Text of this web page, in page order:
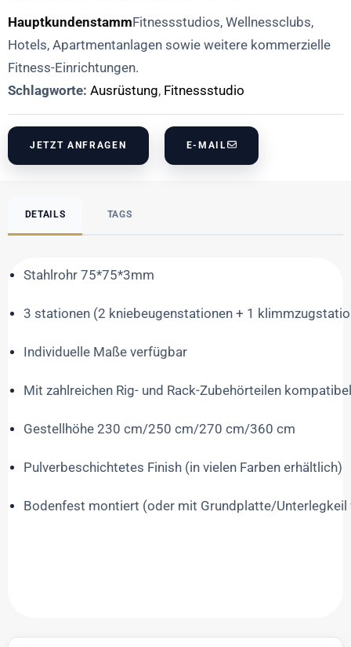
HauptkundenstammFitnessstudios, Wellnessclubs,
Hotels, Apartmentanlagen sowie weitere kommerzielle
Fitness-Einrichtungen.
Schlagworte: Ausrüstung, Fitnessstudio
JETZT ANFRAGEN E-MAIL
DETAILS TAGS
Stahlrohr 75*75*3mm
3 stationen (2 kniebeugenstationen + 1
Individuelle Maße verfügbar
Mit zahlreichen Rig- und Rack-Zubehörteilen kompatibel
Gestellhöhe 230 cm/250 cm/270 cm/360 cm
Pulverbeschichtetes Finish (in vielen Farben erhältlich)
Bodenfest montiert (oder mit Grundplatte/Unterlegkeil